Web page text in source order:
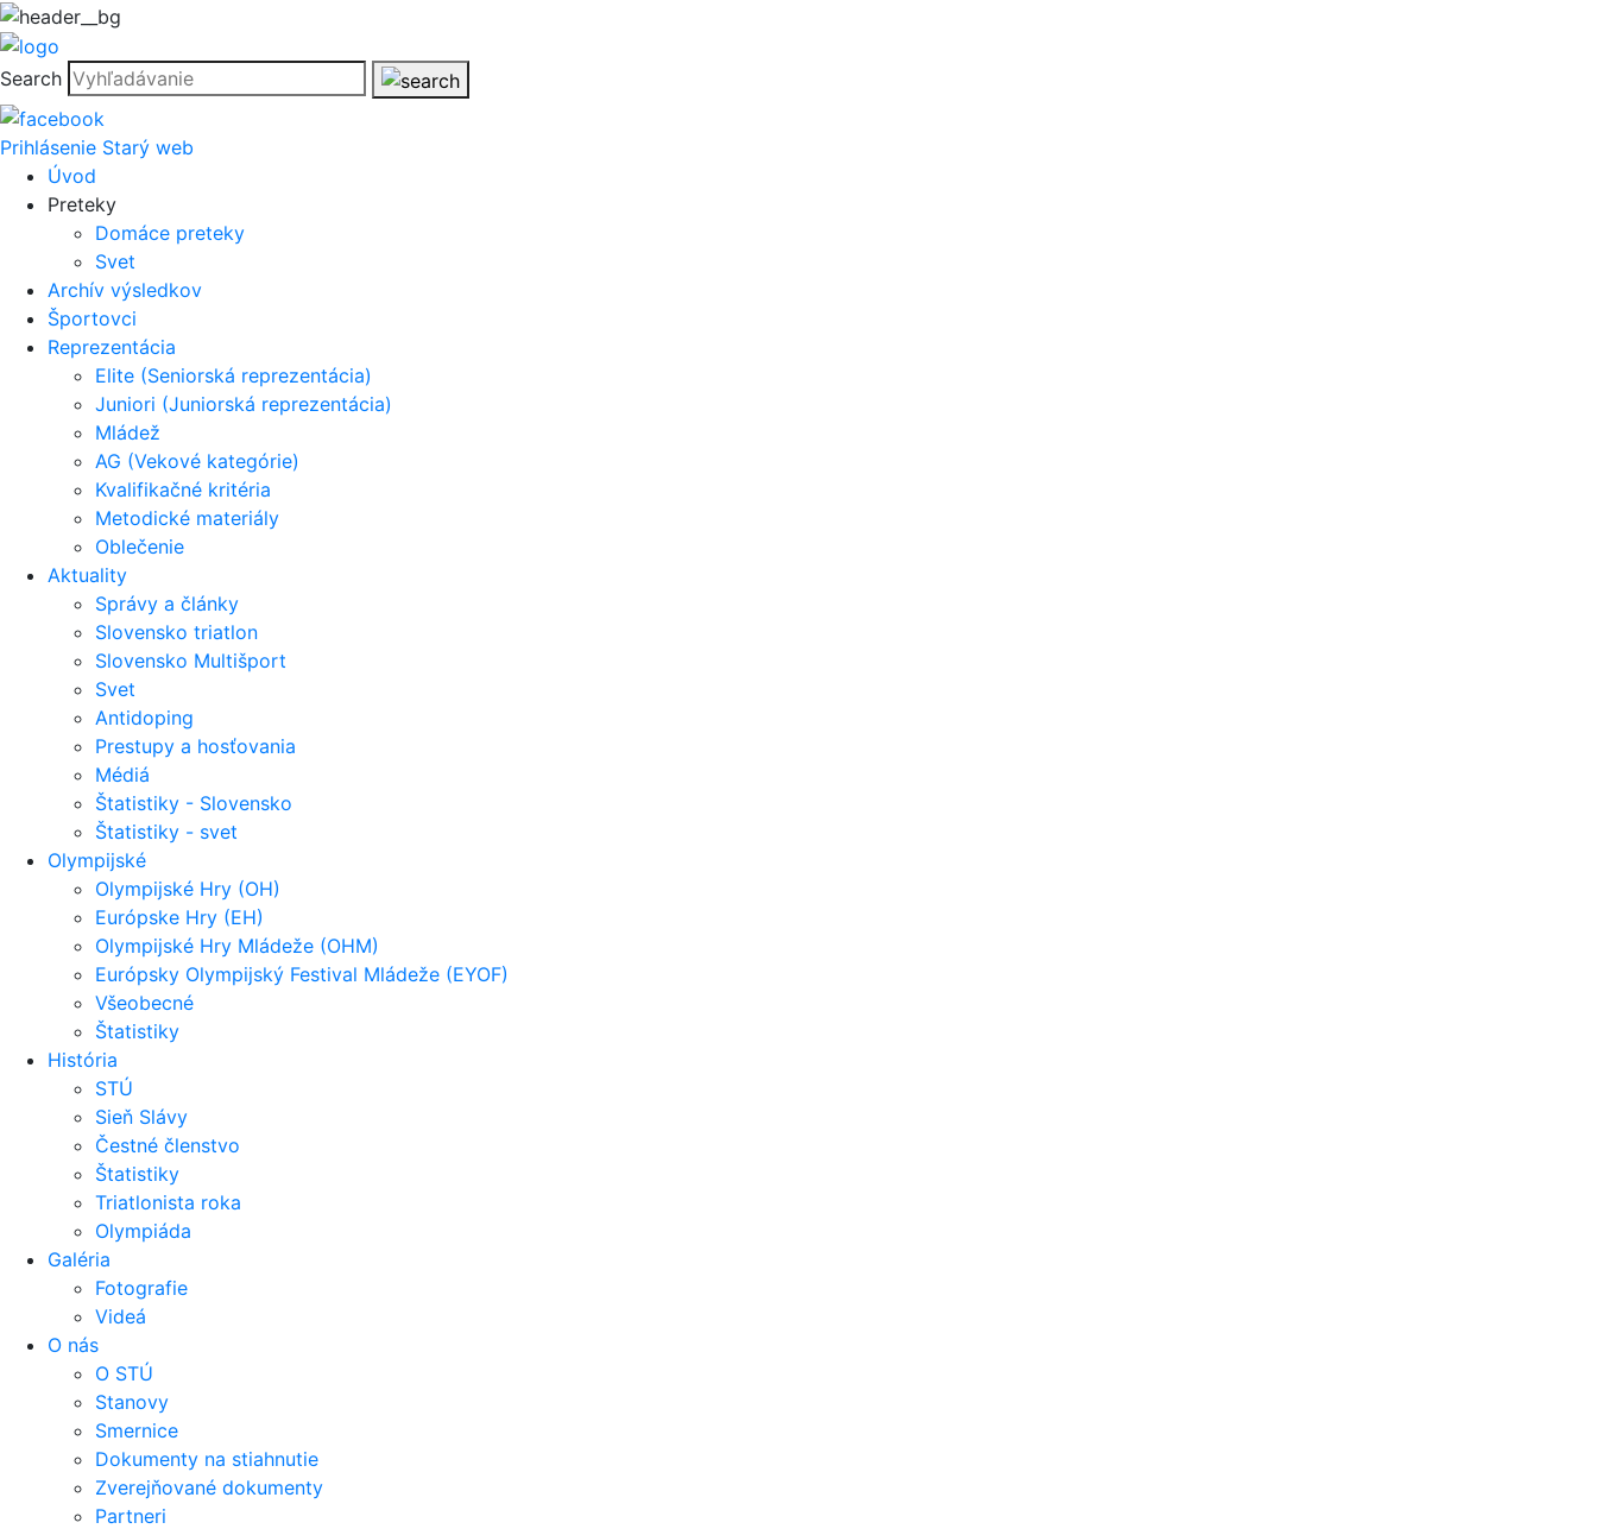
Search
Prihlásenie Starý web
Úvod
Preteky
Domáce preteky
Svet
Archív výsledkov
Športovci
Reprezentácia
Elite (Seniorská reprezentácia)
Juniori (Juniorská reprezentácia)
Mládež
AG (Vekové kategórie)
Kvalifikačné kritéria
Metodické materiály
Oblečenie
Aktuality
Správy a články
Slovensko triatlon
Slovensko Multišport
Svet
Antidoping
Prestupy a hosťovania
Médiá
Štatistiky - Slovensko
Štatistiky - svet
Olympijské
Olympijské Hry (OH)
Európske Hry (EH)
Olympijské Hry Mládeže (OHM)
Európsky Olympijský Festival Mládeže (EYOF)
Všeobecné
Štatistiky
História
STÚ
Sieň Slávy
Čestné členstvo
Štatistiky
Triatlonista roka
Olympiáda
Galéria
Fotografie
Videá
O nás
O STÚ
Stanovy
Smernice
Dokumenty na stiahnutie
Zverejňované dokumenty
Partneri